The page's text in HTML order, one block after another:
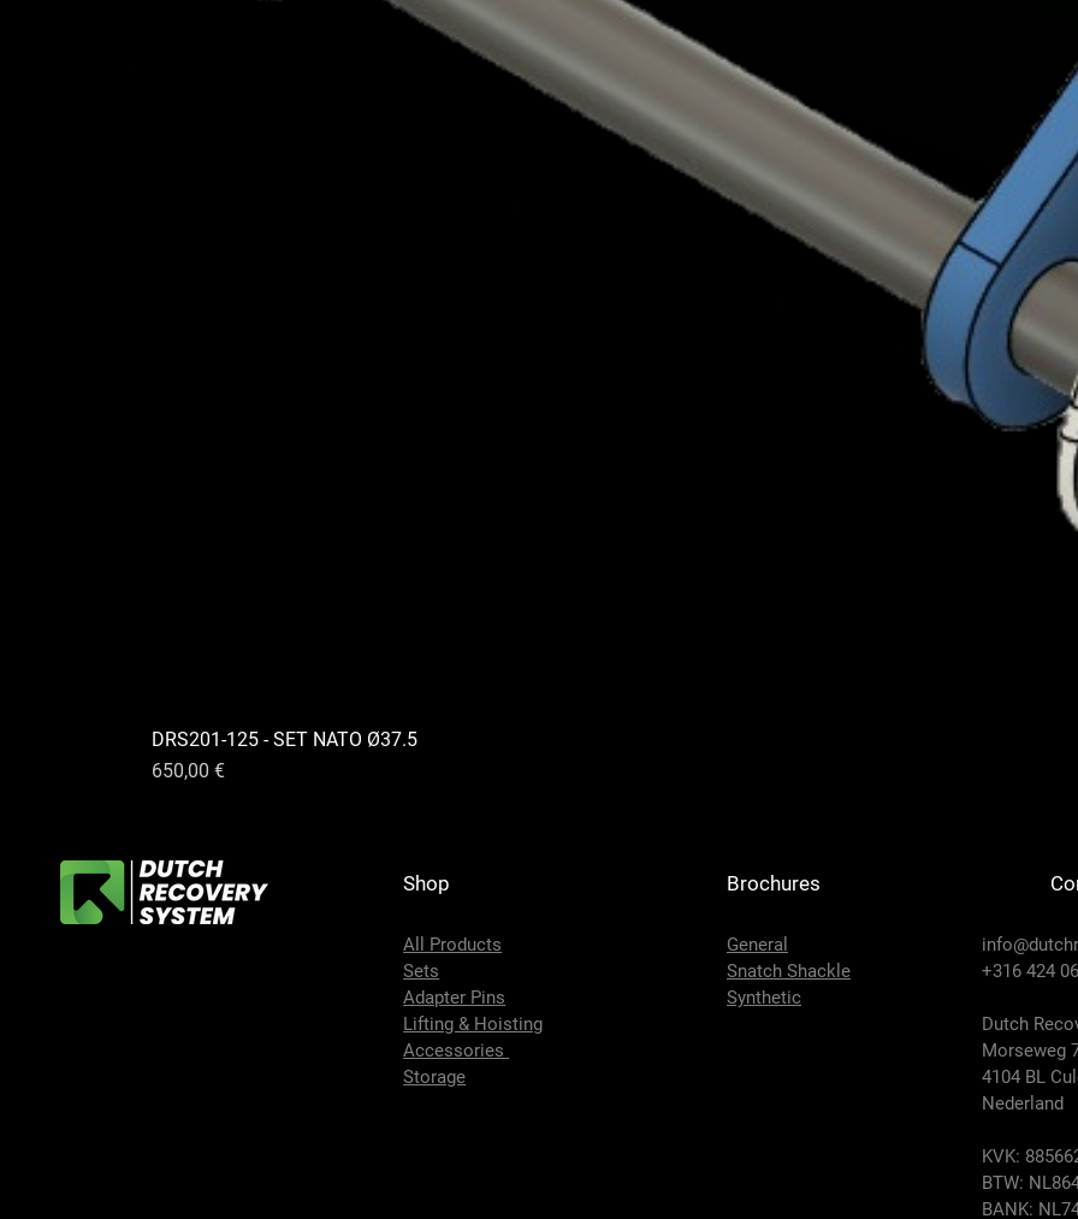
DRS201-125 - SET NATO Ø37.5
Preis
650,00 €
Shop
All Products
Sets
Adapter Pins
Lifting & Hoisting
Accessories
Storage
Brochures
General
Snatch Shackle
Synthetic
+316 424
Dutch
Morseweg
4104 BL
Nederland
KVK:
BTW:
BANK: